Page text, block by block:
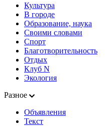
Культура
В городе
Образование, наука
Своими словами
Спорт
Благотворительность
Отдых
Клуб N
Экология
Разное
Объявления
Текст